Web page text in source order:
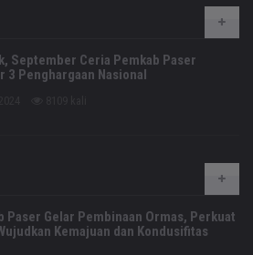
September Ceria Pemkab Paser
3 Penghargaan Nasional
Paser Gelar Pembinaan Ormas, Perkuat
Kemajuan dan Kondusifitas